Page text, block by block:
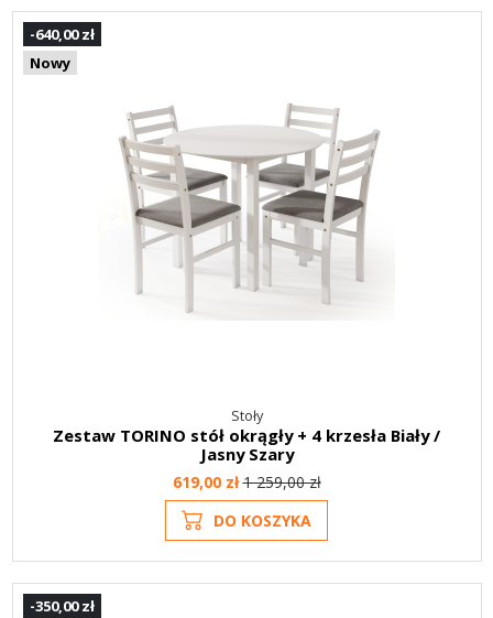
-640,00 zł
Nowy
Stoły
Zestaw TORINO stół okrągły + 4 krzesła Biały /
Jasny Szary
619,00 zł1 259,00 zł
DO KOSZYKA
-350,00 zł